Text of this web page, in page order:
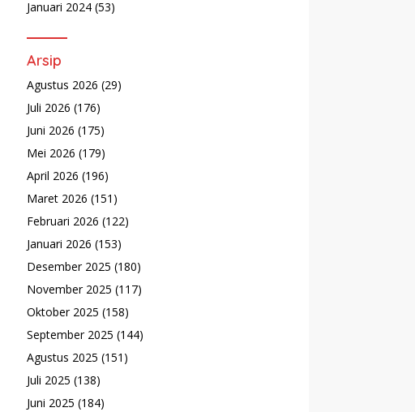
Januari 2024 (53)
Arsip
Agustus 2026 (29)
Juli 2026 (176)
Juni 2026 (175)
Mei 2026 (179)
April 2026 (196)
Maret 2026 (151)
Februari 2026 (122)
Januari 2026 (153)
Desember 2025 (180)
November 2025 (117)
Oktober 2025 (158)
September 2025 (144)
Agustus 2025 (151)
Juli 2025 (138)
Juni 2025 (184)